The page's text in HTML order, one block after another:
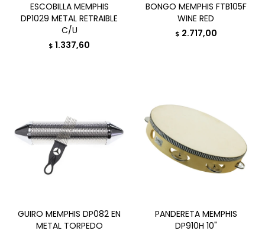
ESCOBILLA MEMPHIS
DP1029 METAL RETRAIBLE
C/U
$ 1.337,60
BONGO MEMPHIS FTB105F
WINE RED
$ 2.717,00
GUIRO MEMPHIS DP082 EN
METAL TORPEDO
PANDERETA MEMPHIS
DP910H 10"